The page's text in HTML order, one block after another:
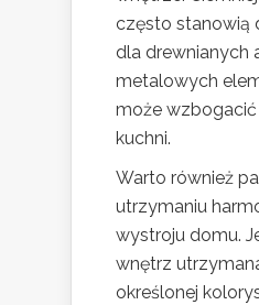
często stanowią
dla drewnianych
metalowych
może
kuchni.
Warto również
utrzymaniu
wystroju domu.
wnętrz
określonej